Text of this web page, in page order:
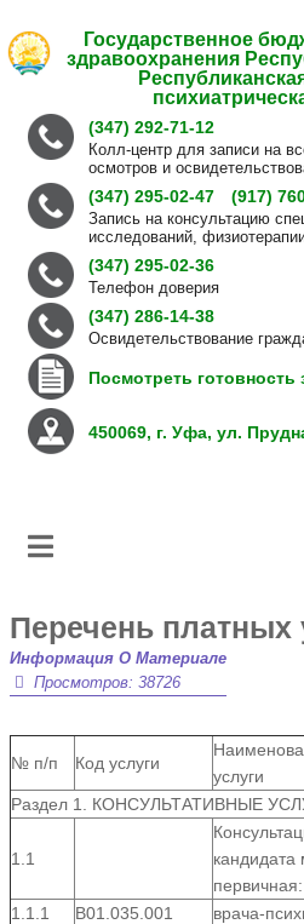
Государственное
здравоохранения
(347) 292-71-12
Колл-центр для записи на
осмотров и
(347) 295-02-47 (917)
Запись на консультацию
исследований,
(347) 295-02-36
Телефон доверия
(347) 286-14-38
Освидетельствование
Посмотреть готовность
450069, г. Уфа, ул.
Перечень платных
Информация О Материале
Просмотров: 38726
№ п/п Код услуги
услуги
Раздел 1. КОНСУЛЬТАТИВНЫЕ
1.1
кандидата
первичная:
1.1.1
В01.035.001 врача-